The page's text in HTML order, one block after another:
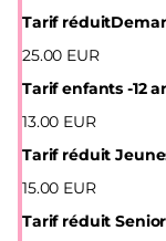
Tarif réduit
25.00 EUR
Tarif enfants -12
13.00 EUR
Tarif réduit
15.00 EUR
Tarif réduit Senior